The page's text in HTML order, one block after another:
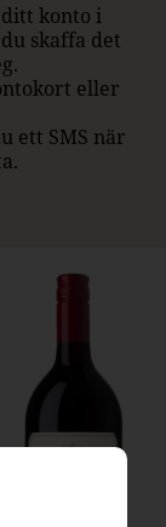
konto i
skaffa det
eller
ett SMS när